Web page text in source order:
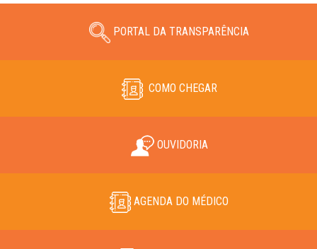
PORTAL DA TRANSPARÊNCIA
COMO CHEGAR
OUVIDORIA
AGENDA DO MÉDICO